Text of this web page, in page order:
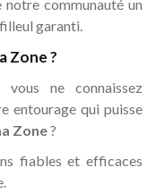
communauté un
garanti.
Zone ?
ne connaissez
entourage qui puisse
Zone?
fiables et efficaces